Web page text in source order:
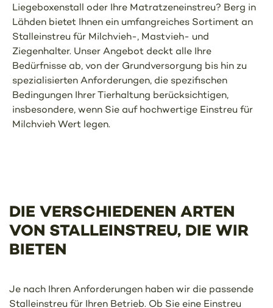
Liegeboxenstall oder Ihre Matratzeneinstreu? Berg in
Lähden bietet Ihnen ein umfangreiches Sortiment an
Stalleinstreu für Milchvieh-, Mastvieh- und
Ziegenhalter. Unser Angebot deckt alle Ihre
Bedürfnisse ab, von der Grundversorgung bis hin zu
spezialisierten Anforderungen, die spezifischen
Bedingungen Ihrer Tierhaltung berücksichtigen,
insbesondere, wenn Sie auf hochwertige Einstreu für
Milchvieh Wert legen.
DIE VERSCHIEDENEN ARTEN
VON STALLEINSTREU, DIE WIR
BIETEN
Je nach Ihren Anforderungen haben wir die passende
Stalleinstreu für Ihren Betrieb. Ob Sie eine Einstreu